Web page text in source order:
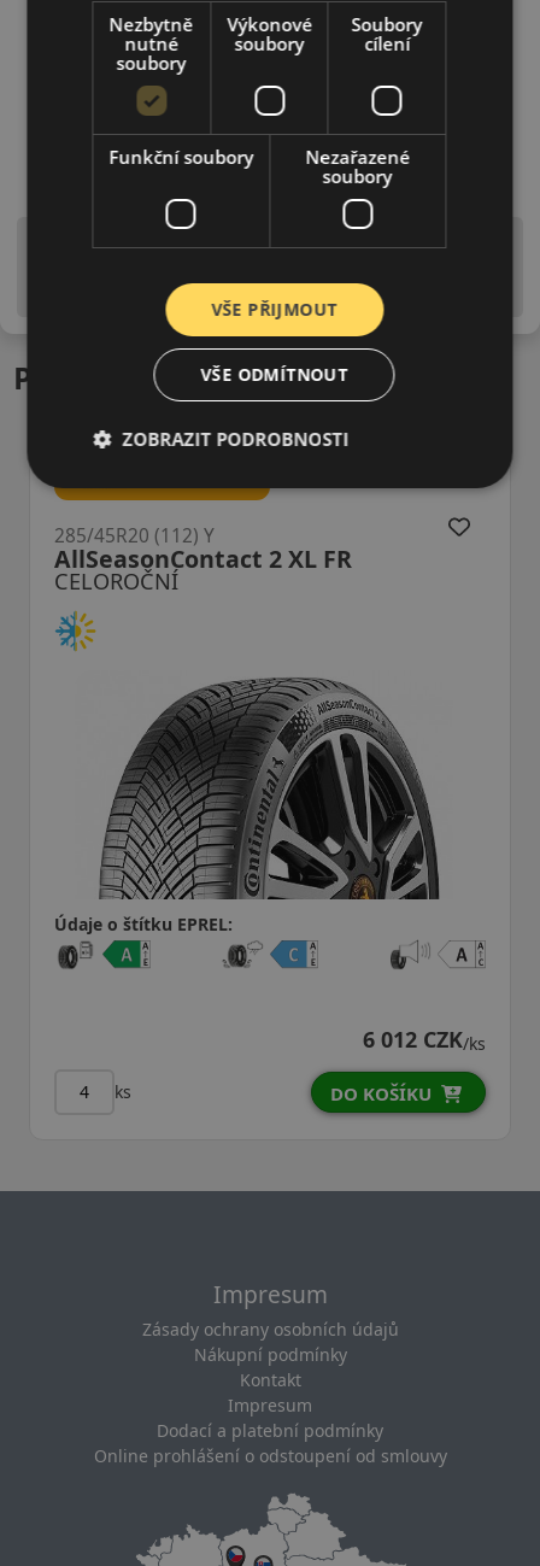
Upozornění! Hodnoty na štítku jsou pouze
is EU štítky ve smyslu dosud platné (předchozí) legislativy.
Podobné produkty
CELOROČNÍ
AllSeasonContact 2 XL FR
285/45R20 (112) Y
Údaje o štítku EPREL:
6 012 CZK/ks
ks DO KOŠÍKU
Impresum
Zásady ochrany osobních údajů
Nákupní podmínky
Kontakt
Impresum
Dodací a platební podmínky
Online prohlášení o odstoupení od smlouvy
Nezbytně
nutné
soubory
Výkonové
soubory
Soubory
cílení
Funkční soubory
Nezařazené
soubory
VŠE PŘIJMOUT
VŠE ODMÍTNOUT
ZOBRAZIT PODROBNOSTI